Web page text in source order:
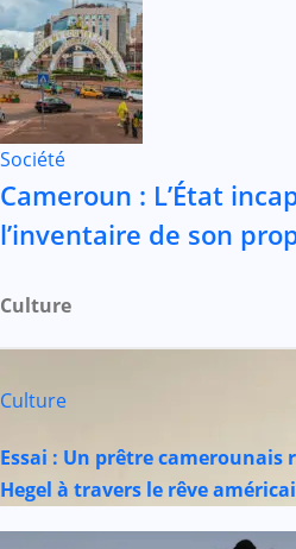
Société
Cameroun : L’État
l’inventaire de son
Culture
Culture
Essai : Un prêtre camerounais
Hegel à travers le rêve